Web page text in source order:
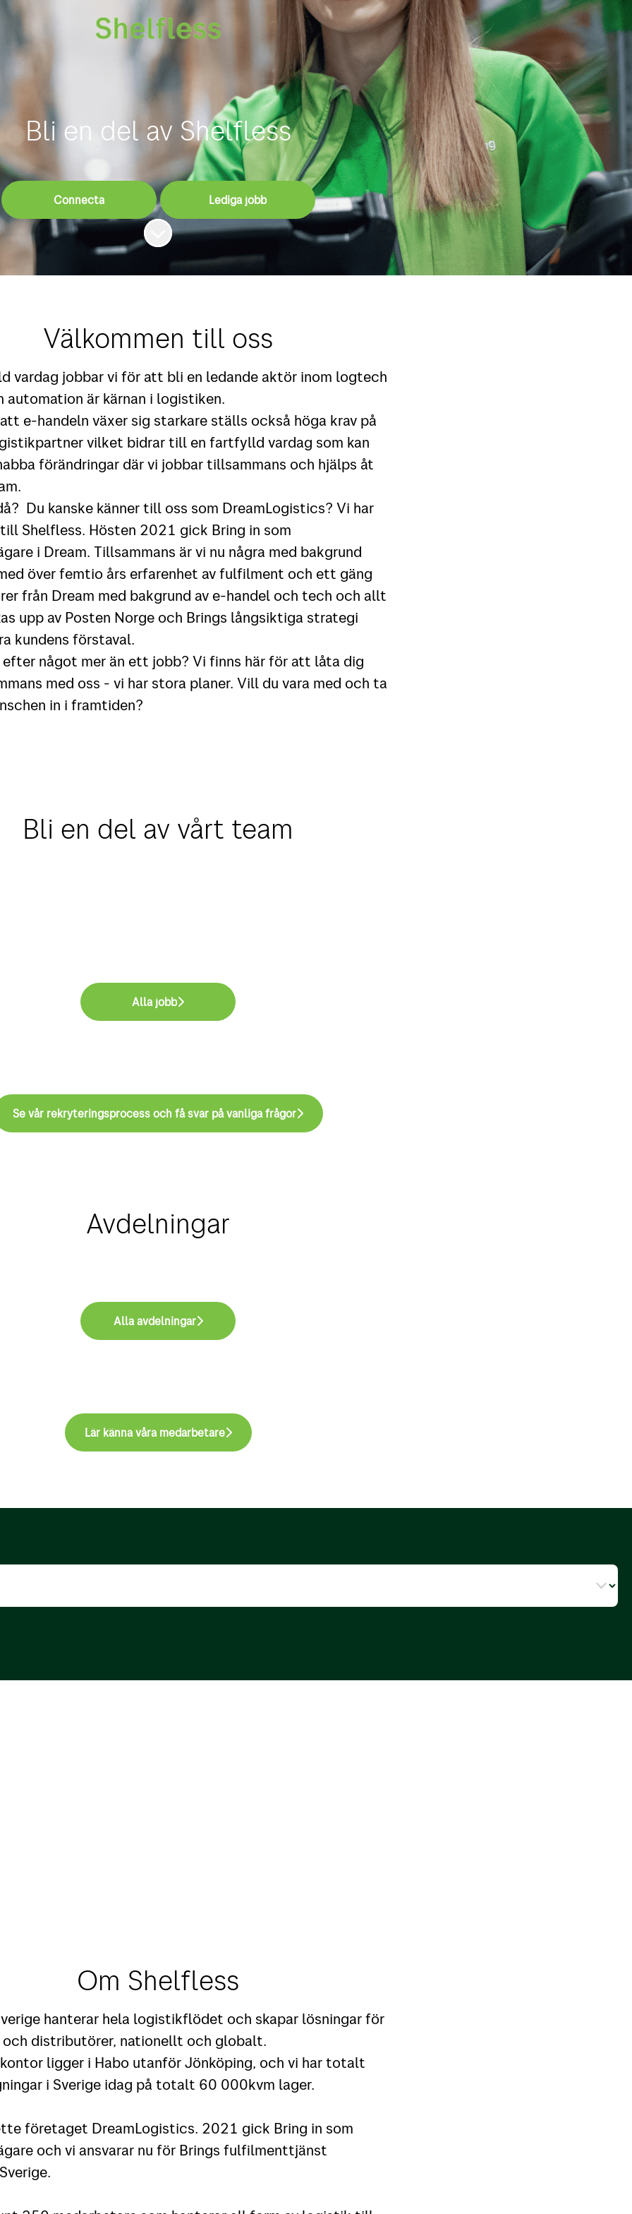
Bli en del av Shelfless
Connecta
Lediga jobb
Skrolla för mer innehåll
Välkommen till oss
vardag jobbar vi för att bli en ledande aktör inom logtech
automation är kärnan i logistiken.
e-handeln växer sig starkare ställs också höga krav på
vilket bidrar till en fartfylld vardag som kan
förändringar där vi jobbar tillsammans och hjälps åt
Du kanske känner till oss som DreamLogistics? Vi har
Shelfless. Hösten 2021 gick Bring in som
i Dream. Tillsammans är vi nu några med bakgrund
över femtio års erfarenhet av fulfilment och ett gäng
från Dream med bakgrund av e-handel och tech och allt
upp av Posten Norge och Brings långsiktiga strategi
kundens förstaval.
efter något mer än ett jobb? Vi finns här för att låta dig
med oss - vi har stora planer. Vill du vara med och ta
in i framtiden?
Bli en del av vårt team
Alla jobb
Se vår rekryteringsprocess och få svar på vanliga frågor
Avdelningar
Alla avdelningar
Lär känna våra medarbetare
Om Shelfless
hanterar hela logistikflödet och skapar lösningar för
och distributörer, nationellt och globalt.
ligger i Habo utanför Jönköping, och vi har totalt
i Sverige idag på totalt 60 000kvm lager.
företaget DreamLogistics. 2021 gick Bring in som
och vi ansvarar nu för Brings fulfilmenttjänst